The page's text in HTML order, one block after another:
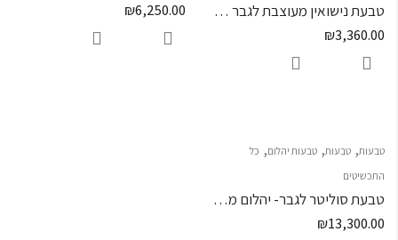
טבעת נישואין מעוצבת לגבר ואישה
₪3,360.00
₪6,250.00
טבעות, טבעות, טבעות יהלום, כל
התכשיטים
טבעת סוליטר לגבר- יהלום מרכזי 0.70 קראט
₪13,300.00